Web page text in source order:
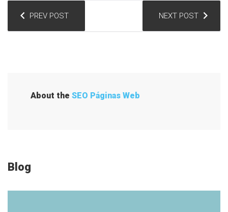
a
n
e
PREV POST NEXT POST
About the SEO Páginas Web
Blog